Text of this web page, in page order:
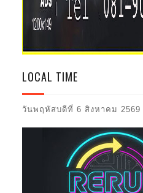
2026
LOCAL TIME
วันพฤหัสบดีที่ 6 สิงหาคม 2569